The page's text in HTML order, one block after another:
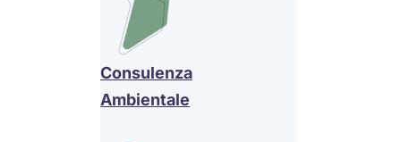
Consulenza
Ambientale